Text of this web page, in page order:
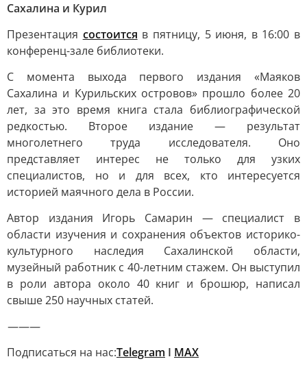
Сахалина и Курил
Презентация состоится в пятницу, 5 июня, в 16:00 в
конференц-зале библиотеки.
С момента выхода первого издания «Маяков
Сахалина и Курильских островов» прошло более 20
лет, за это время книга стала библиографической
редкостью. Второе издание — результат
многолетнего труда исследователя. Оно
представляет интерес не только для узких
специалистов, но и для всех, кто интересуется
историей маячного дела в России.
Автор издания Игорь Самарин — специалист в
области изучения и сохранения объектов историко-
культурного наследия Сахалинской области,
музейный работник с 40-летним стажем. Он выступил
в роли автора около 40 книг и брошюр, написал
свыше 250 научных статей.
———
Подписаться на нас:Telegram I MAX